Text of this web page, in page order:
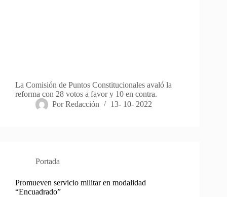
La Comisión de Puntos Constitucionales avaló la
reforma con 28 votos a favor y 10 en contra.
Por Redacción 13- 10- 2022
Portada
Promueven servicio militar en modalidad
“Encuadrado”